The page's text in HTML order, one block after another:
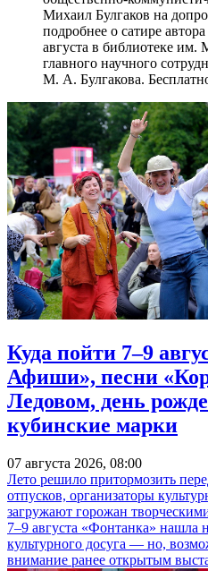
Михаил Булгаков на
подробнее о сатире
августа в библиотеке им.
главного научного
М. А. Булгакова.
Куда пойти 7–9
Афиши», песни
Ледовом, день
кубинские марки
07 августа 2026, 08:00
Лето решило притормозить
отпусков, организаторы
загружают горожан
7–9 августа «Фонтанка» нашла
культурного досуга — но,
внимание ранее открытым